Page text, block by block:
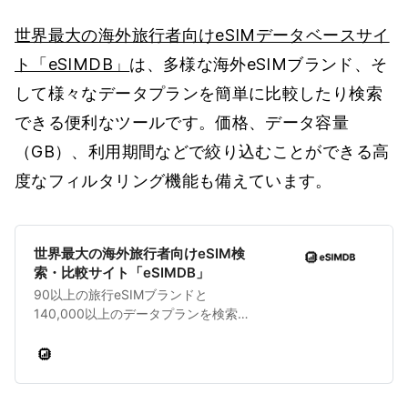
世界最大の海外旅行者向けeSIMデータベースサイ
ト「eSIMDB」 は、多様な海外eSIMブランド、そ
して様々なデータプランを簡単に比較したり検索
できる便利なツールです。価格、データ容量
（GB）、利用期間などで絞り込むことができる高
度なフィルタリング機能も備えています。
世界最大の海外旅行者向けeSIM検
索・比較サイト「eSIMDB」
90以上の旅行eSIMブランドと
140,000以上のデータプランを検索
行者向けeSIM比較サイトです。価格